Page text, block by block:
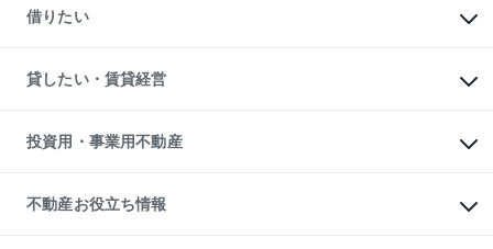
中古一戸建ての購入
不動産購入の流れ
注目キーワード物件特集
購入ガイド
English 繁体中文簡体中文
一戸建ての売却・査定
土地の売却・査定
スピードAI査定
不動産査定について
不動産売却の流れ
不動産買換えの流れ
売却ガイド
借りたい
オフィス・店舗の賃貸
借りるときの流れ
借りるガイド
貸したい・賃貸経営
マンション賃料データ
賃貸管理プラン
リロケーションについて
貸すガイド
投資用・事業用不動産
事業用不動産
マンション投資
投資用マンション
不動産お役立ち情報